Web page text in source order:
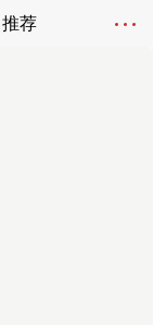
推荐